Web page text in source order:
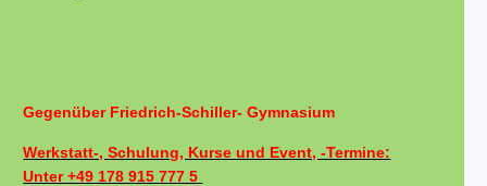
Gegenüber Friedrich-Schiller- Gymnasium
Werkstatt-, Schulung, Kurse und Event, -Termine:
Unter +49 178 915 777 5